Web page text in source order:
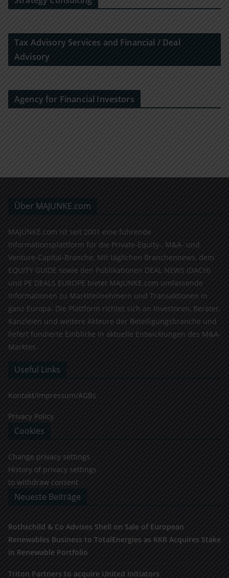
Tax Advisory Services and Financial / Deal
Advisory
Agency for Financial Investors
Über MAJUNKE.com
MAJUNKE.com ist seit 2001 eine führende
Informationsplattform für die Private-Equity-, M&A- und
Venture-Capital-Branche. Mit täglichen Branchennews, dem
EQUITY GUIDE sowie den Publikationen DEAL NEWS (DACH)
und PE DEALS EUROPE bietet MAJUNKE.com umfassende
Informationen zu Marktteilnehmern und Transaktionen in
ganz Europa. Die Plattform richtet sich an Investoren, Berater,
Kanzleien und weitere Akteure der Beteiligungsbranche und
liefert fundierte Einblicke in aktuelle Entwicklungen des M&A-
Marktes.
Useful Links
Kontakt/Impressum/AGBs
Privacy Policy
Cookies
Change privacy settings
History of privacy settings
to withdraw consent
Neueste Beiträge
Rothschild & Co Advises Shell on Sale of European
Renewables Business to TotalEnergies as KKR Acquires Stake
in Renewable Portfolio
Triton Partners to acquire United Initiators